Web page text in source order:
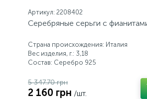
Артикул: 2208402
Серебряные серьги с
Страна происхождения: Италия
Вес изделия, г.: 3,18
Состав: Серебро 925
5 347.70 грн
2 160 грн /шт.